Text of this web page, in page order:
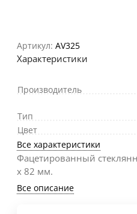
Артикул: AV325
Характеристики
Производитель
Тип
Цвет
Все характеристики
Фацетированный
х 82 мм.
Все описание